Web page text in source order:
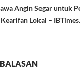
Angin Segar untuk
Lokal –